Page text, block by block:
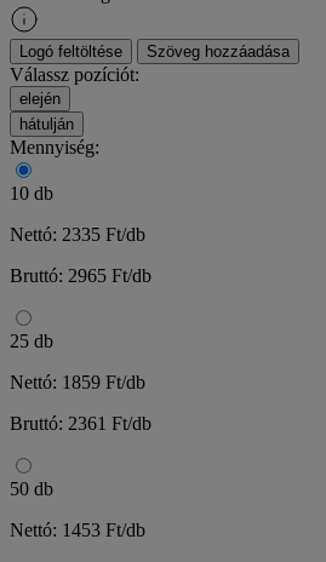
Logó feltöltése Szöveg hozzáadása
Válassz pozíciót:
elején
hátulján
Mennyiség:
10 db
Nettó: 2335 Ft/db
Bruttó: 2965 Ft/db
25 db
Nettó: 1859 Ft/db
Bruttó: 2361 Ft/db
50 db
Nettó: 1453 Ft/db